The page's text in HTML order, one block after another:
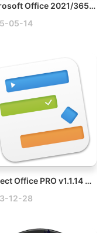
Microsoft Office 2021/365 Pro Plus v3.2.0 Win Online Installer专业版激活工具下载
05-14
Project Office PRO v1.1.14 Mac甘特图项目管理软件破解版
12-28